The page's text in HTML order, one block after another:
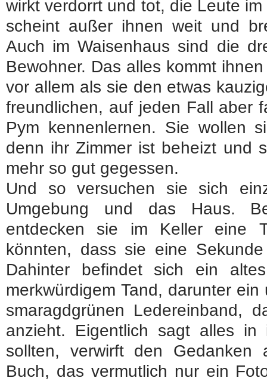
wirkt verdorrt und tot, die Leute
scheint außer ihnen weit und
Auch im Waisenhaus sind die
Bewohner. Das alles kommt
vor allem als sie den etwas
freundlichen, auf jeden Fall aber
Pym kennenlernen. Sie wollen
denn ihr Zimmer ist beheizt und
mehr so gut gegessen.
Und so versuchen sie sich
Umgebung und das Haus.
entdecken sie im Keller eine
könnten, dass sie eine
Dahinter befindet sich ein
merkwürdigem Tand, darunter
smaragdgrünen Ledereinband,
anzieht. Eigentlich sagt alles in
sollten, verwirft den
Buch, das vermutlich nur ein